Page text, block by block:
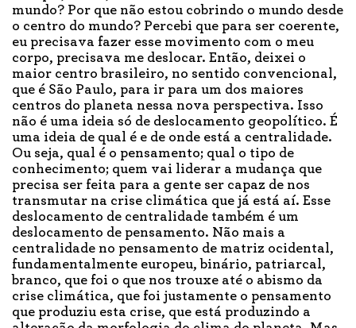
mundo? Por que não estou cobrindo o mundo desde
o centro do mundo? Percebi que para ser coerente,
eu precisava fazer esse movimento com o meu
corpo, precisava me deslocar. Então, deixei o
maior centro brasileiro, no sentido convencional,
que é São Paulo, para ir para um dos maiores
centros do planeta nessa nova perspectiva. Isso
não é uma ideia só de deslocamento geopolítico. É
uma ideia de qual é e de onde está a centralidade.
Ou seja, qual é o pensamento; qual o tipo de
conhecimento; quem vai liderar a mudança que
precisa ser feita para a gente ser capaz de nos
transmutar na crise climática que já está aí. Esse
deslocamento de centralidade também é um
deslocamento de pensamento. Não mais a
centralidade no pensamento de matriz ocidental,
fundamentalmente europeu, binário, patriarcal,
branco, que foi o que nos trouxe até o abismo da
crise climática, que foi justamente o pensamento
que produziu esta crise, que está produzindo a